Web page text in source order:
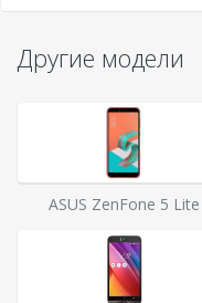
Другие модели
ASUS ZenFone 5 Lite